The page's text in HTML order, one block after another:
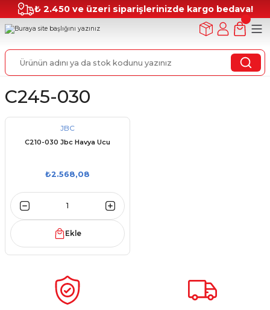
₺ 2.450 ve üzeri siparişlerinizde kargo bedava!
C245-030
JBC
C210-030 Jbc Havya Ucu
₺2.568,08
Ekle